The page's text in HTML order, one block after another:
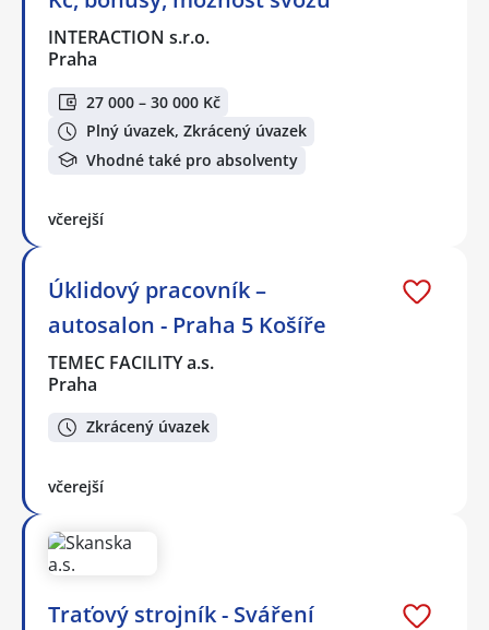
INTERACTION s.r.o.
Praha
27 000 – 30 000 Kč
Plný úvazek, Zkrácený úvazek
Vhodné také pro absolventy
včerejší
Úklidový pracovník –
autosalon - Praha 5 Košíře
TEMEC FACILITY a.s.
Praha
Zkrácený úvazek
včerejší
Traťový strojník - Sváření